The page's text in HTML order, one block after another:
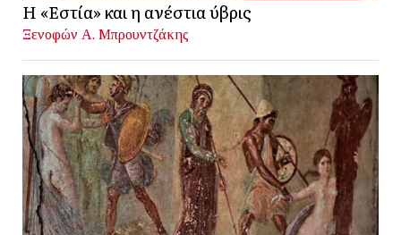
Η «Εστία» και η ανέστια ύβρις
Ξενοφών Α. Μπρουντζάκης